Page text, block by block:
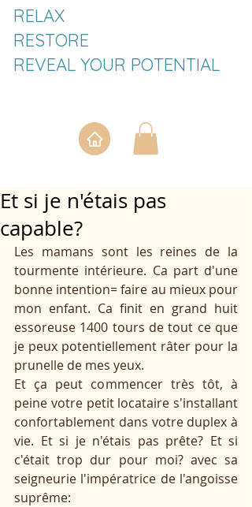
RELAX
RESTORE
REVEAL YOUR POTENTIAL
Et si je n'étais pas
capable?
Les mamans sont les reines de la
tourmente intérieure. Ca part d'une
bonne intention= faire au mieux pour
mon enfant. Ca finit en grand huit
essoreuse 1400 tours de tout ce que
je peux potentiellement râter pour la
prunelle de mes yeux.
Et ça peut commencer très tôt, à
peine votre petit locataire s'installant
confortablement dans votre duplex à
vie. Et si je n'étais pas prête? Et si
c'était trop dur pour moi? avec sa
seigneurie l'impératrice de l'angoisse
suprême: